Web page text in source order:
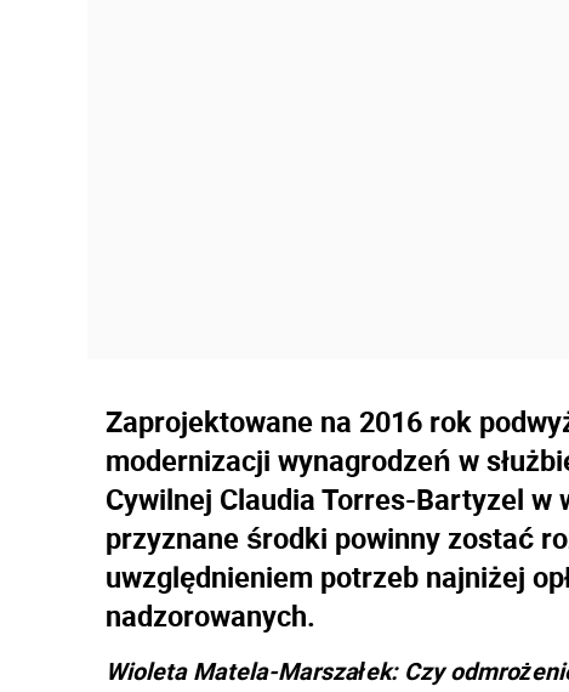
Zaprojektowane na 2016 rok
modernizacji wynagrodzeń w
Cywilnej Claudia Torres-Bartyzel w
przyznane środki powinny zostać
uwzględnieniem potrzeb najniżej
nadzorowanych.
Wioleta Matela-Marszałek: Czy